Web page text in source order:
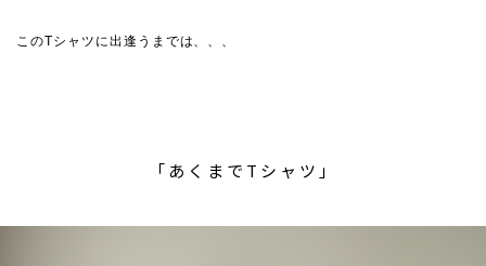
このTシャツに出逢うまでは、、、
「あくまでTシャツ」